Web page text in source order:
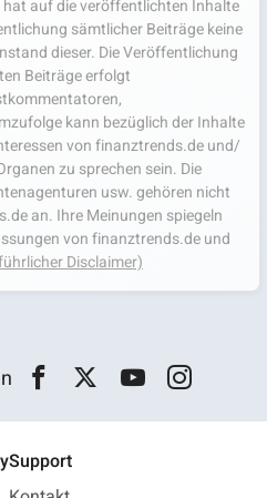
auf die veröffentlichten Inhalte
sämtlicher Beiträge keine
dieser. Die Veröffentlichung
Beiträge erfolgt
kann bezüglich der Inhalte
von finanztrends.de und/
zu sprechen sein. Die
usw. gehören nicht
an. Ihre Meinungen spiegeln
von finanztrends.de und
Disclaimer)
Support